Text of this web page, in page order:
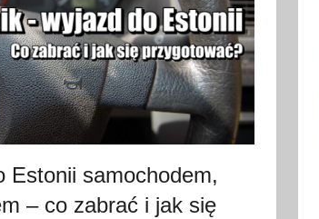
Estonii samochodem,
– co zabrać i jak się